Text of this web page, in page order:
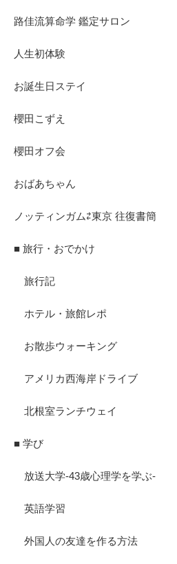
路佳流算命学 鑑定サロン
人生初体験
お誕生日ステイ
櫻田こずえ
櫻田オフ会
おばあちゃん
ノッティンガム⇄東京 往復書簡
■ 旅行・おでかけ
旅行記
ホテル・旅館レポ
お散歩ウォーキング
アメリカ西海岸ドライブ
北根室ランチウェイ
■ 学び
放送大学-43歳心理学を学ぶ-
英語学習
外国人の友達を作る方法